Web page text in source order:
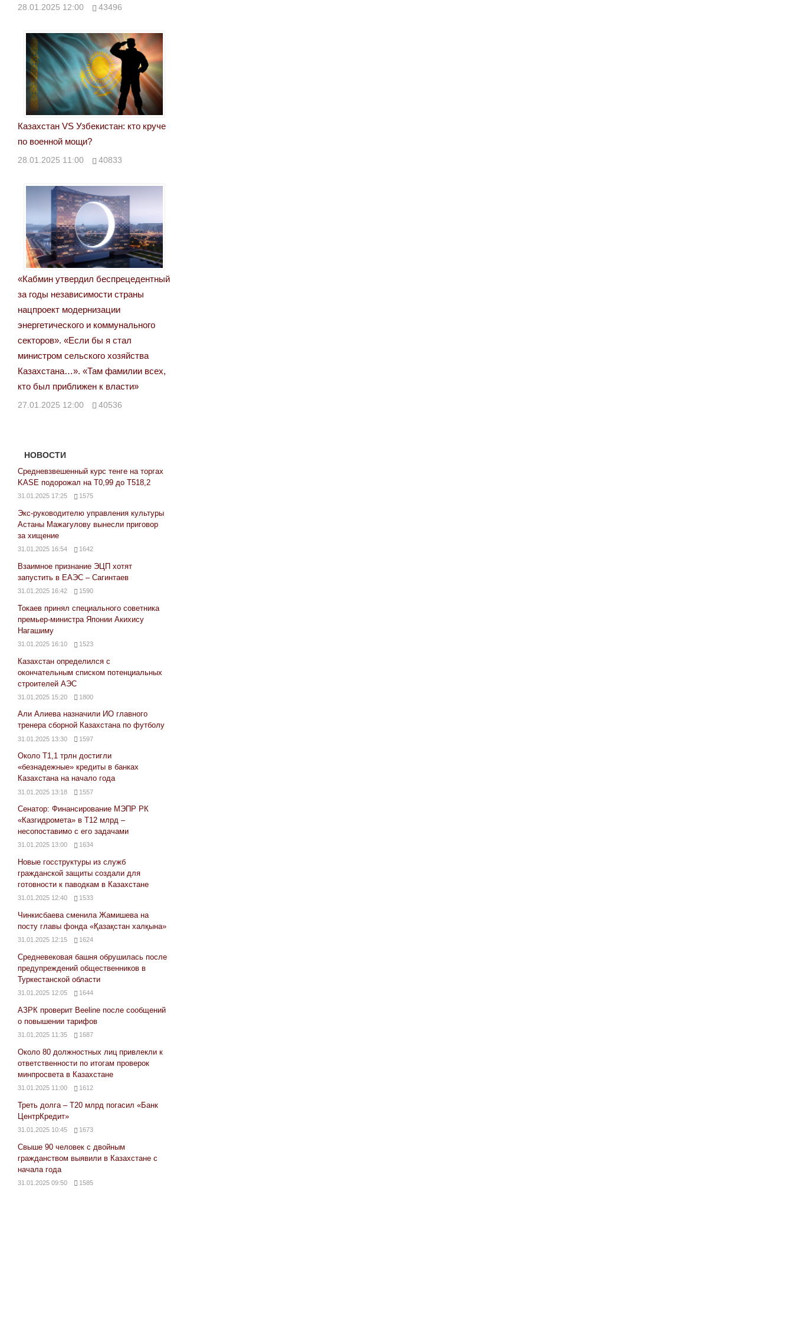
28.01.2025 12:00 43496
Казахстан VS Узбекистан: кто круче
по военной мощи?
28.01.2025 11:00 40833
«Кабмин утвердил беспрецедентный
за годы независимости страны
нацпроект модернизации
энергетического и коммунального
секторов». «Если бы я стал
министром сельского хозяйства
Казахстана…». «Там фамилии всех,
кто был приближен к власти»
27.01.2025 12:00 40536
НОВОСТИ
Средневзвешенный курс тенге на торгах
KASE подорожал на Т0,99 до Т518,2
31.01.2025 17:25 1575
Экс-руководителю управления культуры
Астаны Мажагулову вынесли приговор
за хищение
31.01.2025 16:54 1642
Взаимное признание ЭЦП хотят
запустить в ЕАЭС – Сагинтаев
31.01.2025 16:42 1590
Токаев принял специального советника
премьер-министра Японии Акихису
Нагашиму
31.01.2025 16:10 1523
Казахстан определился с
окончательным списком потенциальных
строителей АЭС
31.01.2025 15:20 1800
Али Алиева назначили ИО главного
тренера сборной Казахстана по футболу
31.01.2025 13:30 1597
Около Т1,1 трлн достигли
«безнадежные» кредиты в банках
Казахстана на начало года
31.01.2025 13:18 1557
Сенатор: Финансирование МЭПР РК
«Казгидромета» в Т12 млрд –
несопоставимо с его задачами
31.01.2025 13:00 1634
Новые госструктуры из служб
гражданской защиты создали для
готовности к паводкам в Казахстане
31.01.2025 12:40 1533
Чинкисбаева сменила Жамишева на
посту главы фонда «Қазақстан халқына»
31.01.2025 12:15 1624
Средневековая башня обрушилась после
предупреждений общественников в
Туркестанской области
31.01.2025 12:05 1644
АЗРК проверит Beeline после сообщений
о повышении тарифов
31.01.2025 11:35 1687
Около 80 должностных лиц привлекли к
ответственности по итогам проверок
минпросвета в Казахстане
31.01.2025 11:00 1612
Треть долга – Т20 млрд погасил «Банк
ЦентрКредит»
31.01.2025 10:45 1673
Свыше 90 человек с двойным
гражданством выявили в Казахстане с
начала года
31.01.2025 09:50 1585